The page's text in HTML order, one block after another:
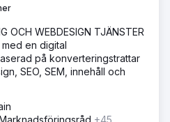
OCH WEBDESIGN TJÄNSTER
en digital
på konverteringstrattar
SEO, SEM, innehåll och
+45